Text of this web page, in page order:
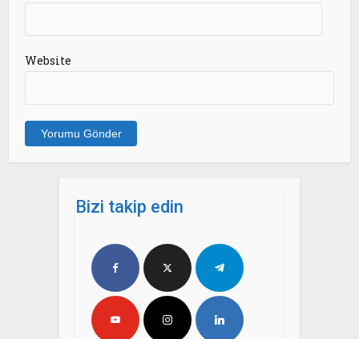
Website
Bizi takip edin